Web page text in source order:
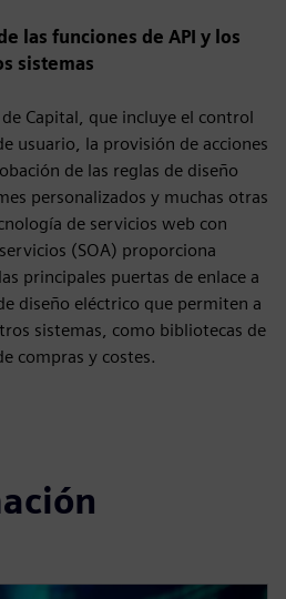
las funciones de API y los
sistemas
Capital, que incluye el control
usuario, la provisión de acciones
de las reglas de diseño
personalizados y muchas otras
de servicios web con
(SOA) proporciona
principales puertas de enlace a
diseño eléctrico que permiten a
sistemas, como bibliotecas de
compras y costes.